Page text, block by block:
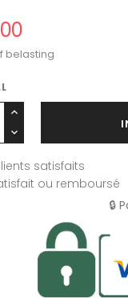
belasting
satisfaits
ou remboursé
🔒